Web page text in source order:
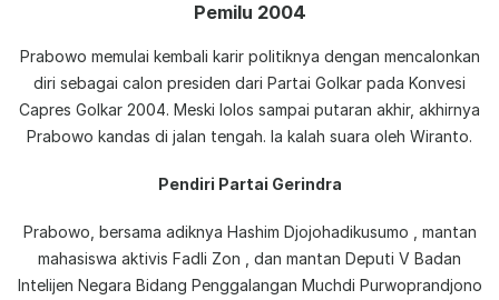
Pemilu 2004
Prabowo memulai kembali karir politiknya dengan mencalonkan
diri sebagai calon presiden dari Partai Golkar pada Konvesi
Capres Golkar 2004. Meski lolos sampai putaran akhir, akhirnya
Prabowo kandas di jalan tengah. Ia kalah suara oleh Wiranto.
Pendiri Partai Gerindra
Prabowo, bersama adiknya Hashim Djojohadikusumo , mantan
mahasiswa aktivis Fadli Zon , dan mantan Deputi V Badan
Intelijen Negara Bidang Penggalangan Muchdi Purwoprandjono